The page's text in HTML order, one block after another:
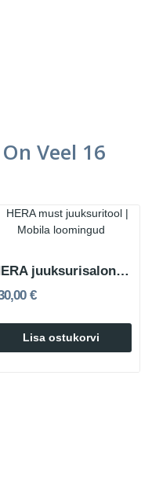
Veel 16
HERA juuksurisalongi tool
€
Lisa ostukorvi